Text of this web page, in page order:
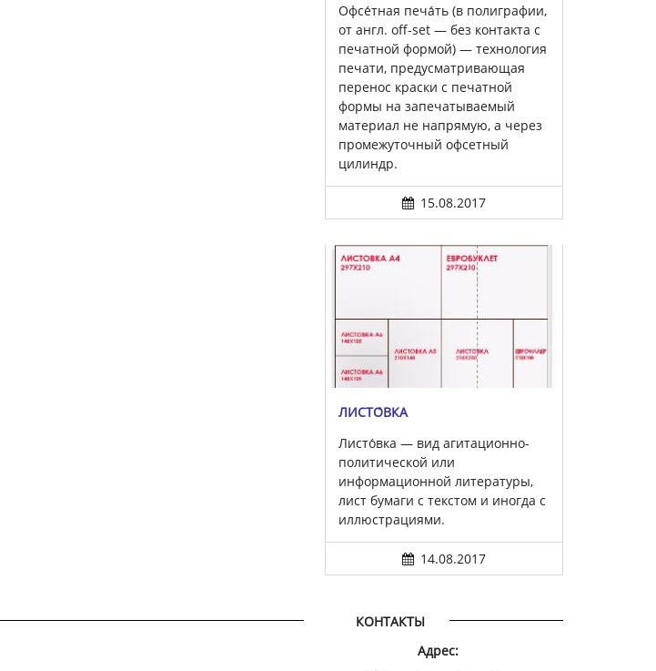
Офсе́тная печа́ть (в полиграфии,
от англ. off-set — без контакта с
печатной формой) — технология
печати, предусматривающая
перенос краски с печатной
формы на запечатываемый
материал не напрямую, а через
промежуточный офсетный
цилиндр.
15.08.2017
ЛИСТО́ВКА
Листо́вка — вид агитационно-
политической или
информационной литературы,
лист бумаги с текстом и иногда с
иллюстрациями.
14.08.2017
КОНТАКТЫ
Адрес: